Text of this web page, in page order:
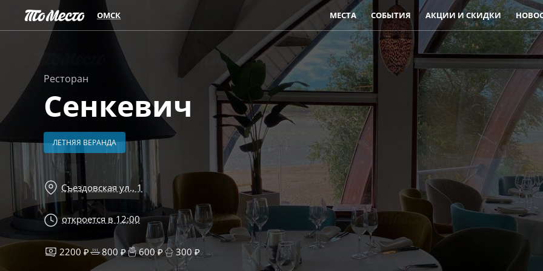
ОМСК МЕСТА СОБЫТИЯ АКЦИИ И СКИДКИ
Ресторан
Сенкевич
ЛЕТНЯЯ ВЕРАНДА
Съездовская ул., 1
откроется в 12:00
2200 ₽ 800 ₽ 600 ₽ 300 ₽